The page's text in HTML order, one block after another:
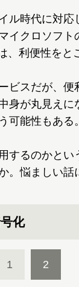
時代に対応
クロソフト
、利便性をと
スだが、便
が丸見えに
可能性もある。
るのかとい
。悩ましい話
化
1 2